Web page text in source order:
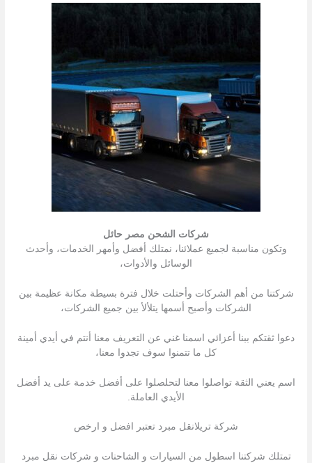
شركات الشحن مصر حائل
وتكون مناسبة لجميع عملائنا، نمتلك أفضل وأمهر الخدمات، وأحدث
الوسائل والأدوات،
شركتنا من أهم الشركات وأحتلت خلال فترة بسيطة مكانة عظيمة بين
الشركات وأصبح أسمها يتلألأ بين جميع الشركات،
دعوا ثقتكم ببنا أعزائي اسمنا غني عن التعريف معنا أنتم في أيدي أمينة
كل ما تتمنوا سوف تجدوا معنا،
اسم يعني الثقة تواصلوا معنا لتحلصلوا على أفضل خدمة على يد أفضل
الأيدي العاملة.
شركة تريلانقل مبرد تعتبر افضل و ارخص
تمتلك شركتنا اسطول من السیارات و الشاحنات و شركات نقل مبرد